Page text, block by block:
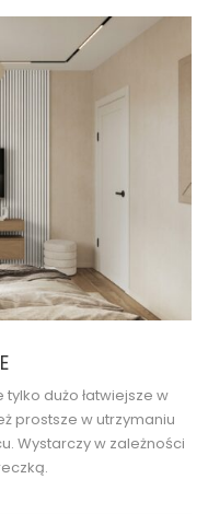
dużo łatwiejsze w
prostsze w utrzymaniu
Wystarczy w zależności